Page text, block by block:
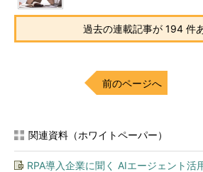
過去の連載記事が 194 件
前のページへ
関連資料（ホワイトペーパー）
RPA導入企業に聞く AIエージェント活